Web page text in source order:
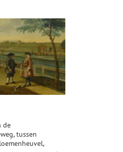
de
tussen